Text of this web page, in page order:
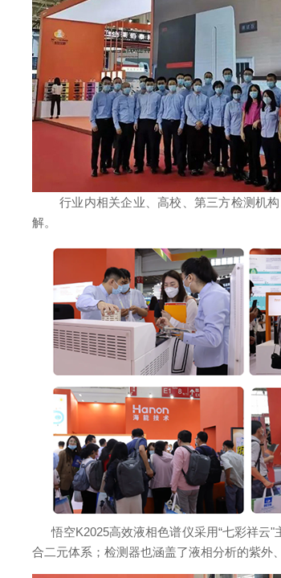
行业内相关企业、高校、第三方检测机构
解。
悟空K2025高效液相色谱仪采用“七彩祥云
合二元体系；检测器也涵盖了液相分析的紫外